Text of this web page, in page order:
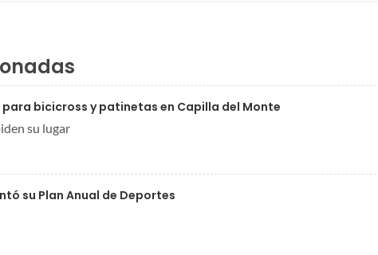
bicicross y patinetas en Capilla del Monte
su lugar
su Plan Anual de Deportes